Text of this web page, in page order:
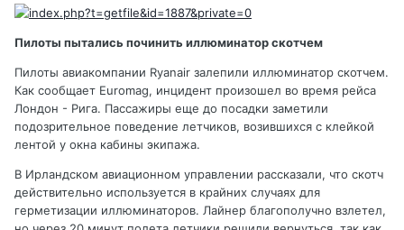
Пилоты пытались починить иллюминатор скотчем
Пилоты авиакомпании Ryanair залепили иллюминатор скотчем.
Как сообщает Euromag, инцидент произошел во время рейса
Лондон - Рига. Пассажиры еще до посадки заметили
подозрительное поведение летчиков, возившихся с клейкой
лентой у окна кабины экипажа.
В Ирландском авиационном управлении рассказали, что скотч
действительно используется в крайних случаях для
герметизации иллюминаторов. Лайнер благополучно взлетел,